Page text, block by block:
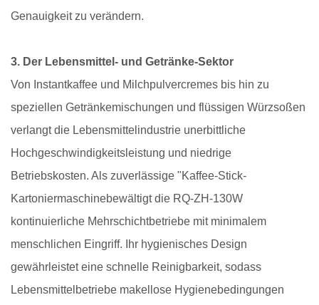
Genauigkeit zu verändern.
3. Der Lebensmittel- und Getränke-Sektor
Von Instantkaffee und Milchpulvercremes bis hin zu
speziellen Getränkemischungen und flüssigen Würzsoßen
verlangt die Lebensmittelindustrie unerbittliche
Hochgeschwindigkeitsleistung und niedrige
Betriebskosten. Als zuverlässige "Kaffee-Stick-
Kartoniermaschinebewältigt die RQ-ZH-130W
kontinuierliche Mehrschichtbetriebe mit minimalem
menschlichen Eingriff. Ihr hygienisches Design
gewährleistet eine schnelle Reinigbarkeit, sodass
Lebensmittelbetriebe makellose Hygienebedingungen